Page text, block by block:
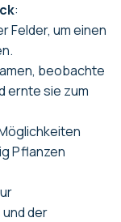
:
Felder, um einen
beobachte
ernte sie zum
Pflanzen
der